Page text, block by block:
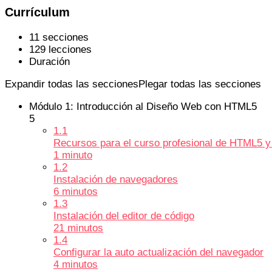
Currículum
11 secciones
129 lecciones
Duración
Expandir todas las secciones Plegar todas las secciones
Módulo 1: Introducción al Diseño Web con HTML5
5
1.1
Recursos para el curso profesional de HTML5
1 minuto
1.2
Instalación de navegadores
6 minutos
1.3
Instalación del editor de código
21 minutos
1.4
Configurar la auto actualización del navegador
4 minutos